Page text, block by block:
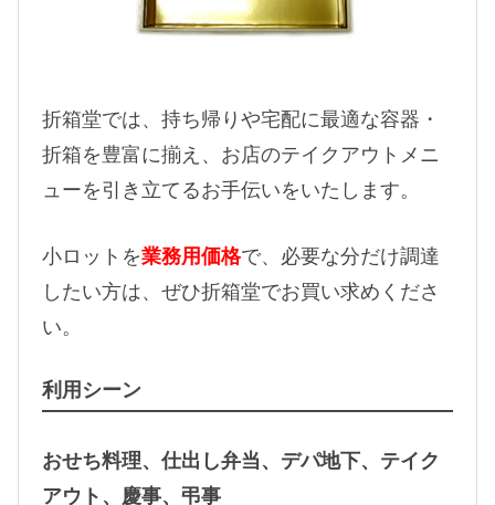
折箱堂では、持ち帰りや宅配に最適な容器・
折箱を豊富に揃え、お店のテイクアウトメニ
ューを引き立てるお手伝いをいたします。
小ロットを業務用価格で、必要な分だけ調達
したい方は、ぜひ折箱堂でお買い求めくださ
い。
利用シーン
おせち料理、仕出し弁当、デパ地下、テイク
アウト、慶事、弔事